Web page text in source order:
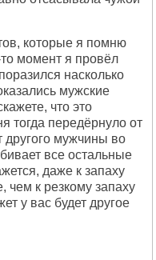
которые я помню
момент я провёл
насколько
мужские
что это
тогда передёрнуло от
другого мужчины во
все остальные
даже к запаху
к резкому запаху
у вас будет другое